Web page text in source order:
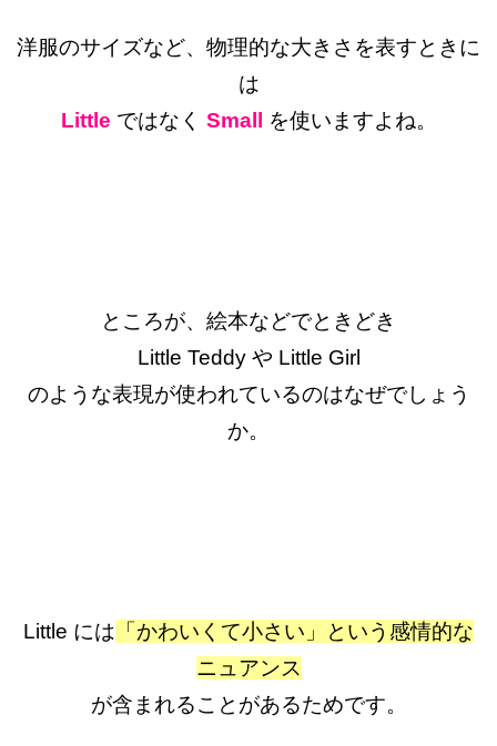
洋服のサイズなど、物理的な大きさを表すときに
は
Little ではなく Small を使いますよね。
ところが、絵本などでときどき
Little Teddy や Little Girl
のような表現が使われているのはなぜでしょう
か。
Little には 「かわいくて小さい」という感情的な
ニュアンス
が含まれることがあるためです。